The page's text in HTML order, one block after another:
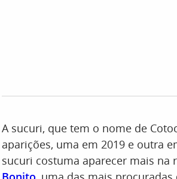
A sucuri, que tem o nome de
aparições, uma em 2019 e outra
sucuri costuma aparecer mais na